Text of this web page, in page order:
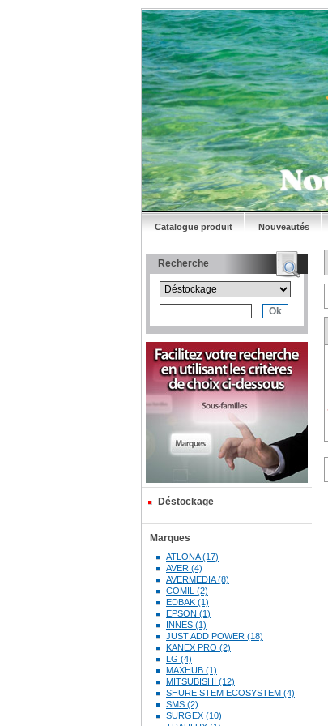
Catalogue produit Nouveautés
Recherche
Déstockage
Marques
ATLONA (17)
AVER (4)
AVERMEDIA (8)
COMIL (2)
EDBAK (1)
EPSON (1)
INNES (1)
JUST ADD POWER (18)
KANEX PRO (2)
LG (4)
MAXHUB (1)
MITSUBISHI (12)
SHURE STEM ECOSYSTEM (4)
SMS (2)
SURGEX (10)